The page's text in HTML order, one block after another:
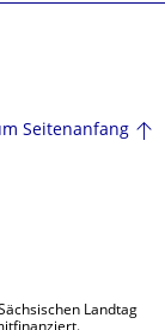
Seitenanfang
Landtag